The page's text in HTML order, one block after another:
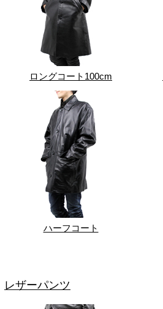
ロングコート100cm
ハーフコート
レザーパンツ